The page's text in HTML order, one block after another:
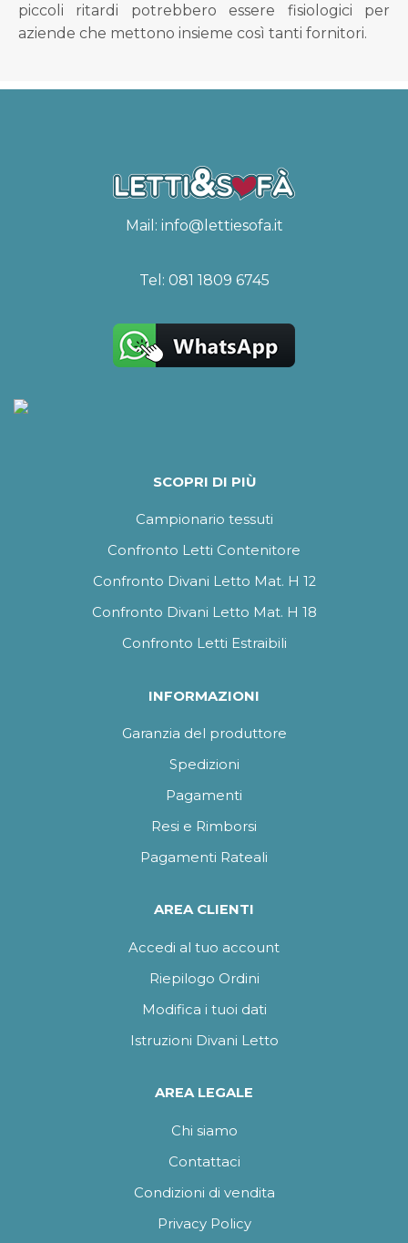
piccoli ritardi potrebbero essere fisiologici per
aziende che mettono insieme così tanti fornitori.
Mail: info@lettiesofa.it
Tel: 081 1809 6745
SCOPRI DI PIÙ
Campionario tessuti
Confronto Letti Contenitore
Confronto Divani Letto Mat. H 12
Confronto Divani Letto Mat. H 18
Confronto Letti Estraibili
INFORMAZIONI
Garanzia del produttore
Spedizioni
Pagamenti
Resi e Rimborsi
Pagamenti Rateali
AREA CLIENTI
Accedi al tuo account
Riepilogo Ordini
Modifica i tuoi dati
Istruzioni Divani Letto
AREA LEGALE
Chi siamo
Contattaci
Condizioni di vendita
Privacy Policy